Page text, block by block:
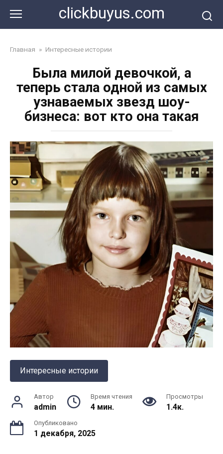
контенту
clickbuyus.com
Главная » Интересные истории
Была милой девочкой, а
теперь стала одной из самых
узнаваемых звезд шоу-
бизнеса: вот кто она такая
Интересные истории
Автор
admin
Время чтения
4 мин.
Просмотры
1.4к.
Опубликовано
1 декабря, 2025